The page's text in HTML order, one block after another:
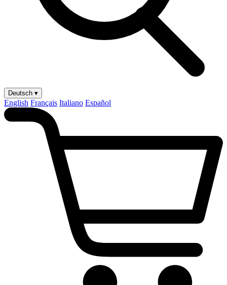
Deutsch ▾
English Français Italiano Español